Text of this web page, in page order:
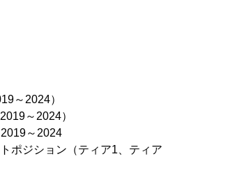
～2024）
～2024）
～2024
ポジション（ティア1、ティア